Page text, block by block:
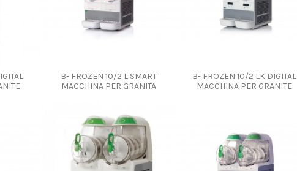
B- FROZEN 10/2 L SMART
MACCHINA PER GRANITA
B- FROZEN 10/2 LK DIGITAL
MACCHINA PER GRANITE